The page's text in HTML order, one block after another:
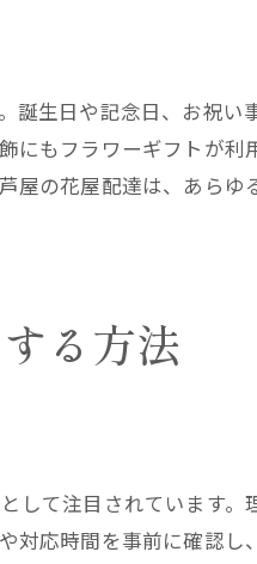
生日や記念日、お祝
もフラワーギフトが
の花屋配達は、あら
る方法
て注目されています
応時間を事前に確認